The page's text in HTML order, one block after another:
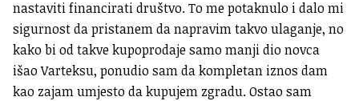
nastaviti financirati društvo. To me potaknulo i dalo mi
sigurnost da pristanem da napravim takvo ulaganje, no
kako bi od takve kupoprodaje samo manji dio novca
išao Varteksu, ponudio sam da kompletan iznos dam
kao zajam umjesto da kupujem zgradu. Ostao sam